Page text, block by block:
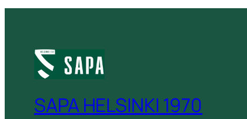
SAPA HELSINKI 1970